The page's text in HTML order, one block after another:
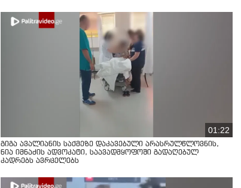
01:22
გიგა ავალიანის საქმეზე დაკავებული არასრულწლოვნის,
ნია იმნაძის ადვოკატი, საავადმყოფოში გადაღებულ
კადრებს ავრცელებს